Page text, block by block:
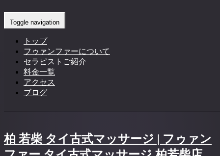
Toggle navigation
トップ
フゥァンファーについて
セラピストご紹介
料金一覧
アクセス
ブログ
アロマオイルマッサージ
Home - アロマオイルマッサージ
柏 若柴 タイ古式マッサージ | フゥァン